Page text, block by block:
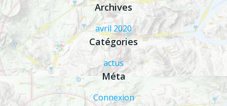
Archives
avril 2020
Catégories
actus
Méta
Connexion